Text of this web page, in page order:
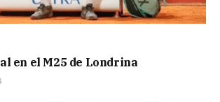
en el M25 de Londrina